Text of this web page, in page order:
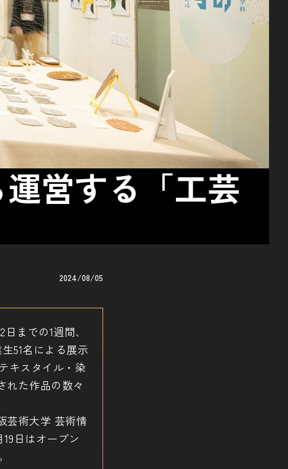
営する「工芸
2024/08/05
までの1週間、
51名による展示
キスタイル・染
れた作品の数々
芸術大学 芸術情
日はオープン